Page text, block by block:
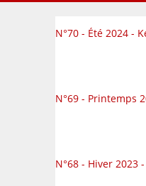
N°70 - Été 2024 -
N°69 - Printemps
N°68 - Hiver 2023